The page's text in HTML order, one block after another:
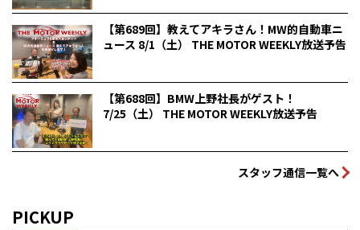
【第689回】教えてアキラさん！MW的自動車ニ
ュース 8/1（土） THE MOTOR WEEKLY放送予告
【第688回】BMW上野社長がゲスト！
7/25（土） THE MOTOR WEEKLY放送予告
スタッフ通信一覧へ
PICKUP